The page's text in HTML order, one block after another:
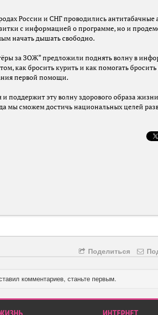
России и СНГ проводились антитабачные
с информацией о программе, но и
начать дышать свободно.
за ЗОЖ” предложили поднять волну в
как бросить курить и как помогать бросить
первой помощи.
поддержит эту волну здорового образа
мы сможем достичь национальных целей
Поделиться
комментариев, станьте первым.